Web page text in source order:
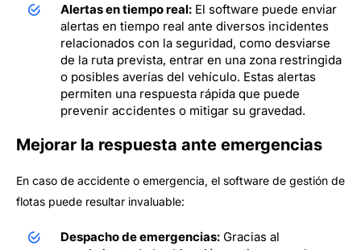
Alertas en tiempo real: El software puede enviar
alertas en tiempo real ante diversos incidentes
relacionados con la seguridad, como desviarse
de la ruta prevista, entrar en una zona restringida
o posibles averías del vehículo. Estas alertas
permiten una respuesta rápida que puede
prevenir accidentes o mitigar su gravedad.
Mejorar la respuesta ante emergencias
En caso de accidente o emergencia, el software de gestión de
flotas puede resultar invaluable:
Despacho de emergencias: Gracias al